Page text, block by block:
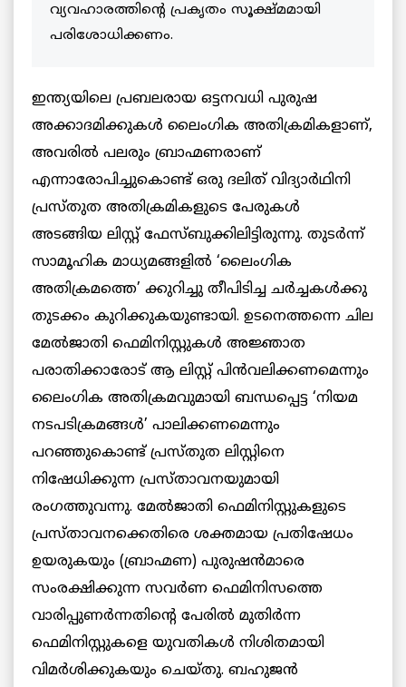
വ്യവഹാരത്തിന്റെ പ്രകൃതം സൂക്ഷ്മമായി
പരിശോധിക്കണം.
ഇന്ത്യയിലെ പ്രബലരായ ഒട്ടനവധി പുരുഷ
അക്കാദമിക്കുകള്‍ ലൈംഗിക അതിക്രമികളാണ്,
അവരില്‍ പലരും ബ്രാഹ്മണരാണ്
എന്നാരോപിച്ചുകൊണ്ട് ഒരു ദലിത് വിദ്യാര്‍ഥിനി
പ്രസ്തുത അതിക്രമികളുടെ പേരുകള്‍
അടങ്ങിയ ലിസ്റ്റ് ഫേസ്ബുക്കിലിട്ടിരുന്നു. തുടര്‍ന്ന്
സാമൂഹിക മാധ്യമങ്ങളില്‍ ‘ലൈംഗിക
അതിക്രമത്തെ’ ക്കുറിച്ചു തീപിടിച്ച ചര്‍ച്ചകള്‍ക്കു
തുടക്കം കുറിക്കുകയുണ്ടായി. ഉടനെത്തന്നെ ചില
മേല്‍ജാതി ഫെമിനിസ്റ്റുകള്‍ അജ്ഞാത
പരാതിക്കാരോട് ആ ലിസ്റ്റ് പിന്‍വലിക്കണമെന്നും
ലൈംഗിക അതിക്രമവുമായി ബന്ധപ്പെട്ട ‘നിയമ
നടപടിക്രമങ്ങള്‍’ പാലിക്കണമെന്നും
പറഞ്ഞുകൊണ്ട് പ്രസ്തുത ലിസ്റ്റിനെ
നിഷേധിക്കുന്ന പ്രസ്താവനയുമായി
രംഗത്തുവന്നു. മേല്‍ജാതി ഫെമിനിസ്റ്റുകളുടെ
പ്രസ്താവനക്കെതിരെ ശക്തമായ പ്രതിഷേധം
ഉയരുകയും (ബ്രാഹ്മണ) പുരുഷന്‍മാരെ
സംരക്ഷിക്കുന്ന സവര്‍ണ ഫെമിനിസത്തെ
വാരിപ്പുണര്‍ന്നതിന്റെ പേരില്‍ മുതിര്‍ന്ന
ഫെമിനിസ്റ്റുകളെ യുവതികള്‍ നിശിതമായി
വിമര്‍ശിക്കുകയും ചെയ്തു. ബഹുജന്‍